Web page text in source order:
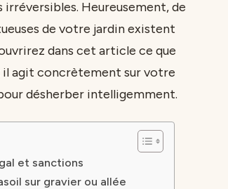
Heureusement, de
de votre jardin existent
dans cet article ce que
il agit concrètement sur votre
désherber intelligemment.
et sanctions
sur gravier ou allée